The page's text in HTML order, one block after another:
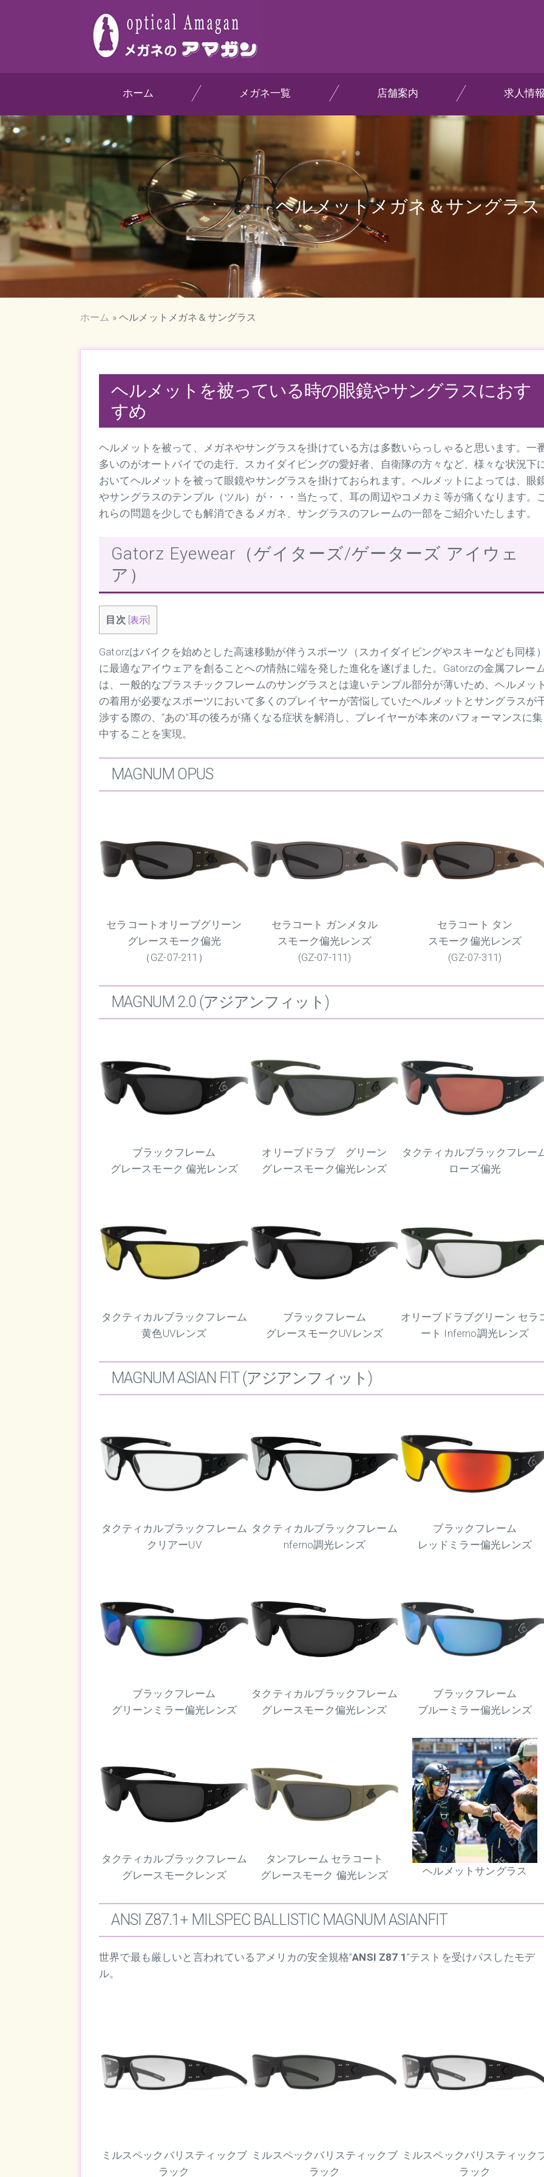
ホーム メガネ一覧 店舗案内 求人情
ヘルメットメガネ＆サングラス
ホーム »ヘルメットメガネ＆サングラス
ヘルメットを被っている時の眼鏡やサングラスにおす
すめ
ヘルメットを被って、メガネやサングラスを掛けている方は多数いらっしゃると思います。一
多いのがオートバイでの走行、スカイダイビングの愛好者、自衛隊の方々など、様々な状況下
おいてヘルメットを被って眼鏡やサングラスを掛けておられます。ヘルメットによっては、眼
やサングラスのテンプル（ツル）が・・・当たって、耳の周辺やコメカミ等が痛くなります。
れらの問題を少しでも解消できるメガネ、サングラスのフレームの一部をご紹介いたします。
Gatorz Eyewear（ゲイターズ/ゲーターズ アイウェ
ア）
目次 [表示
Gatorzはバイクを始めとした高速移動が伴うスポーツ（スカイダイビングやスキーなども同様
に最適なアイウェアを創ることへの情熱に端を発した進化を遂げました。Gatorzの金属フレー
は、一般的なプラスチックフレームのサングラスとは違いテンプル部分が薄いため、ヘルメッ
の着用が必要なスポーツにおいて多くのプレイヤーが苦悩していたヘルメットとサングラスが
渉する際の、“あの”耳の後ろが痛くなる症状を解消し、プレイヤーが本来のパフォーマンスに集
中することを実現。
MAGNUM OPUS
セラコートオリーブグリーン
グレースモーク偏光
（GZ-07-211）
セラコート ガンメタル
スモーク偏光レンズ
(GZ-07-111)
セラコート タン
スモーク偏光レンズ
(GZ-07-311)
MAGNUM 2.0 (アジアンフィット)
ブラックフレーム
グレースモーク 偏光レンズ
オリーブドラブ グリーン
グレースモーク偏光レンズ
タクティカルブラックフレー
ローズ偏光
タクティカルブラックフレーム
黄色UVレンズ
ブラックフレーム
グレースモークUVレンズ
オリーブドラブグリーン セラ
ート Inferno調光レンズ
MAGNUM ASIAN FIT (アジアンフィット)
タクティカルブラックフレーム
クリアーUV
タクティカルブラックフレーム
nferno調光レンズ
ブラックフレーム
レッドミラー偏光レンズ
ブラックフレーム
グリーンミラー偏光レンズ
タクティカルブラックフレーム
グレースモーク偏光レンズ
ブラックフレーム
ブルーミラー偏光レンズ
タクティカルブラックフレーム
グレースモークレンズ
タンフレーム セラコート
グレースモーク 偏光レンズ
ヘルメットサングラス
ANSI Z87.1+ MILSPEC BALLISTIC MAGNUM ASIANFIT
世界で最も厳しいと言われているアメリカの安全規格”ANSI Z87 1”テストを受けパスしたモデ
ル。
ミルスペックバリスティックブ
ラック
ミルスペックバリスティックブ
ラック
ミルスペックバリスティック
ラック